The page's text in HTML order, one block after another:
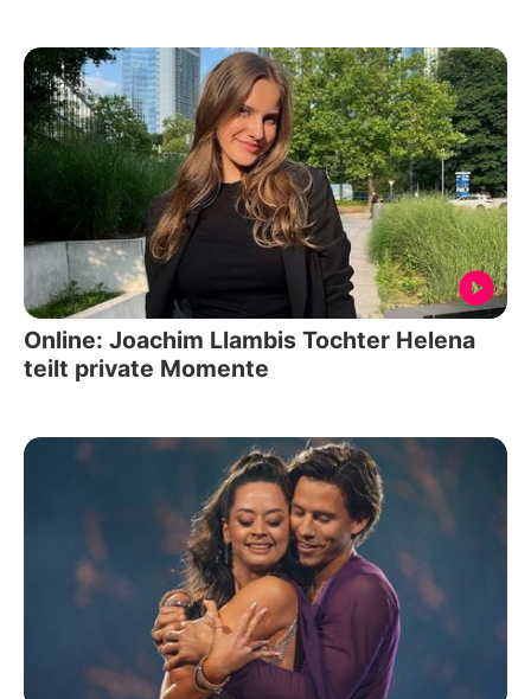
Online: Joachim Llambis Tochter Helena
teilt private Momente